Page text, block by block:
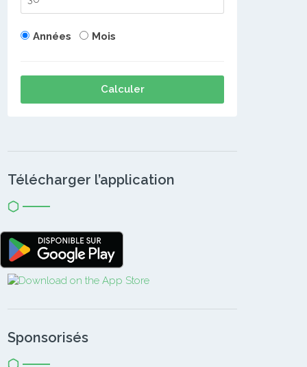
Années Mois
Calculer
Télécharger l’application
Sponsorisés